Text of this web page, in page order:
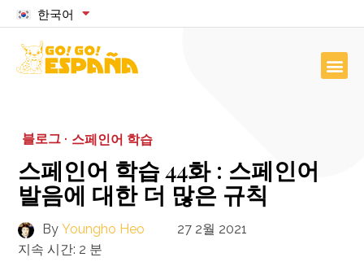
한국어
블로그 · 스페인어 학습
스페인어 학습 44화 : 스페인어
발음에 대한 더 많은 규칙
By Youngho Heo
27 2월 2021
지속 시간: 2 분